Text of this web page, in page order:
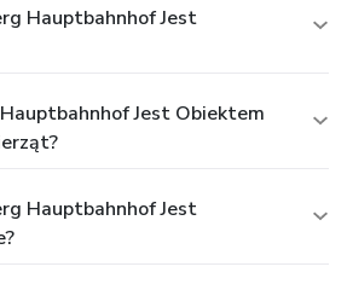
Hauptbahnhof Jest
Jest Obiektem
Hauptbahnhof Jest